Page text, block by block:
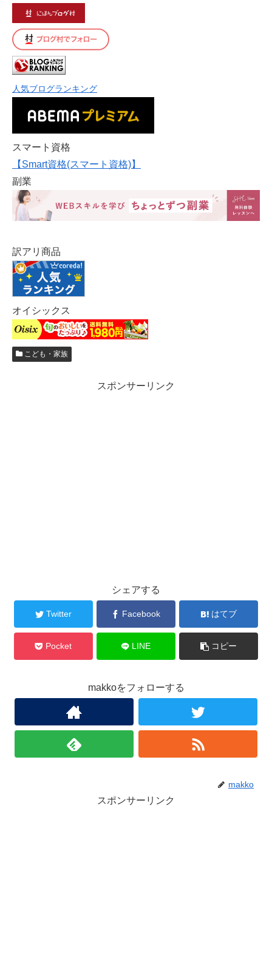
人気ブログランキング
スマート資格
【Smart資格(スマート資格)】
副業
訳アリ商品
オイシックス
こども・家族
スポンサーリンク
シェアする
Twitter Facebook はてブ
Pocket LINE コピー
makkoをフォローする
makko
スポンサーリンク